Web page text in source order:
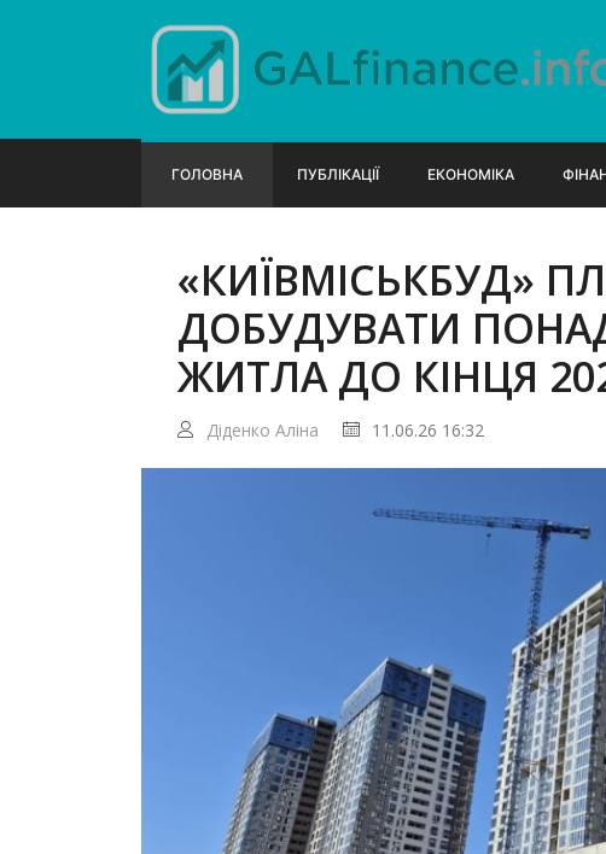
ГОЛОВНА ПУБЛІКАЦІЇ ЕКОНОМІКА
«КИЇВМІСЬКБУД»
ДОБУДУВАТИ
ЖИТЛА ДО КІНЦЯ
Діденко Аліна 11.06.26 16:32